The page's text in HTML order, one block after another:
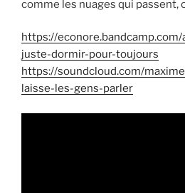
comme les nuages qui passent,
https://
juste-dormir-pour-toujours
https://soundcloud.com/
laisse-les-gens-parler